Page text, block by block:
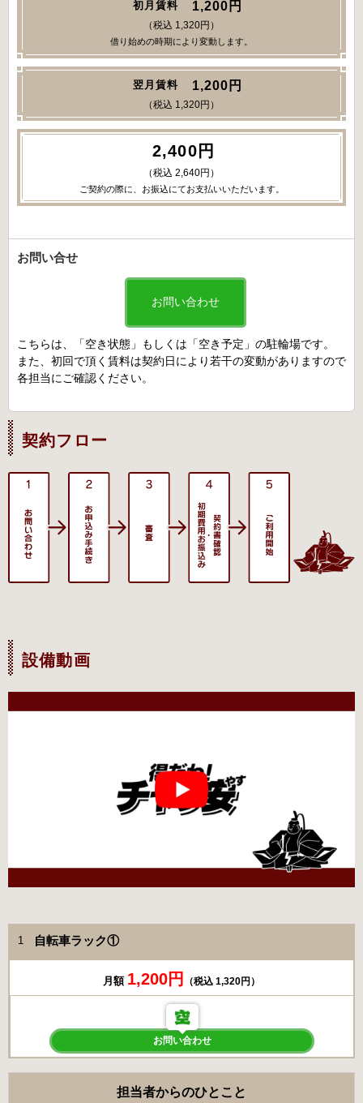
初月賃料 1,200円
（税込 1,320円）
借り始めの時期により変動します。
翌月賃料 1,200円
（税込 1,320円）
2,400円
（税込 2,640円）
ご契約の際に、お振込にてお支払いいただいます。
お問い合せ
お問い合わせ
こちらは、「空き状態」もしくは「空き予定」の駐輪場です。
また、初回で頂く賃料は契約日により若干の変動がありますので
各担当にご確認ください。
契約フロー
設備動画
1 自転車ラック①
月額 1,200円 （税込 1,320円）
お問い合わせ
担当者からのひとこと